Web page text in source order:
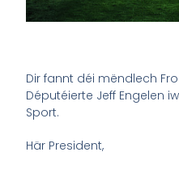
Dir fannt déi mëndlech
Députéierte Jeff Engelen
Sport.
Här President,